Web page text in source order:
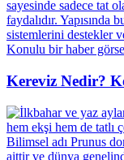
Kereviz Nedir?